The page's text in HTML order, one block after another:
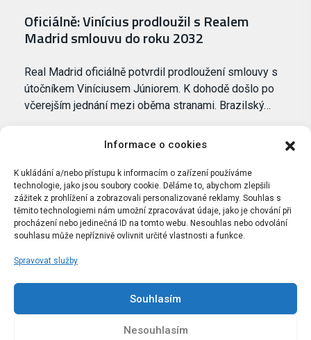
Informace o cookies
K ukládání a/nebo přístupu k informacím o zařízení používáme
technologie, jako jsou soubory cookie. Děláme to, abychom zlepšili
zážitek z prohlížení a zobrazovali personalizované reklamy. Souhlas s
těmito technologiemi nám umožní zpracovávat údaje, jako je chování při
procházení nebo jedinečná ID na tomto webu. Nesouhlas nebo odvolání
souhlasu může nepříznivě ovlivnit určité vlastnosti a funkce.
Spravovat služby
Souhlasím
Nesouhlasím
Oficiálně: Vinícius prodloužil s Realem
Madrid smlouvu do roku 2032
Real Madrid oficiálně potvrdil prodloužení smlouvy s
útočníkem Viníciusem Júniorem. K dohodě došlo po
včerejším jednání mezi oběma stranami. Brazilský…